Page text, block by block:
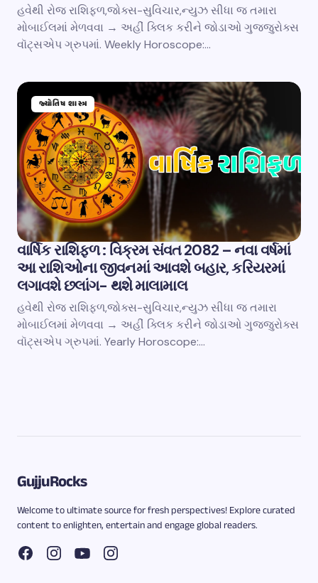
હવેથી રોજ રાશિફળ,જોક્સ-સુવિચાર,ન્યુઝ સીધા જ તમારા
મોબાઈલમાં મેળવવા → અહીં ક્લિક કરીને જોડાઓ ગુજ્જુરોક્સ
વૉટ્સએપ ગ્રુપમાં. Weekly Horoscope:…
જ્યોતિષ શાસ્ત્ર
વાર્ષિક રાશિફળ : વિક્રમ સંવત 2082 – નવા વર્ષમાં
આ રાશિઓના જીવનમાં આવશે બહાર, કરિયરમાં
લગાવશે છલાંગ- થશે માલામાલ
હવેથી રોજ રાશિફળ,જોક્સ-સુવિચાર,ન્યુઝ સીધા જ તમારા
મોબાઈલમાં મેળવવા → અહીં ક્લિક કરીને જોડાઓ ગુજ્જુરોક્સ
વૉટ્સએપ ગ્રુપમાં. Yearly Horoscope:…
GujjuRocks
Welcome to ultimate source for fresh perspectives! Explore curated
content to enlighten, entertain and engage global readers.